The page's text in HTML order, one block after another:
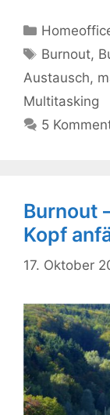
Kategorien
Burnout,
Austausch,
Multitasking
5
Burnout
Kopf
17. Oktober